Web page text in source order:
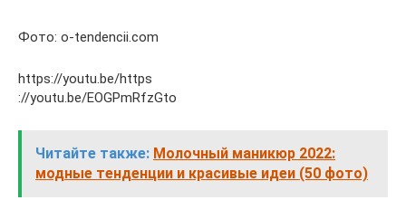
Фото: o-tendencii.com
https://youtu.be/https
://youtu.be/EOGPmRfzGto
Читайте также: Молочный маникюр 2022:
модные тенденции и красивые идеи (50 фото)